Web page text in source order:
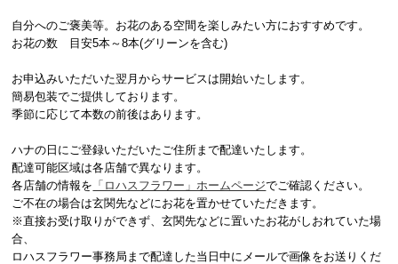
自分へのご褒美等。お花のある空間を楽しみたい方におすすめです。
お花の数 目安5本～8本(グリーンを含む)
お申込みいただいた翌月からサービスは開始いたします。
簡易包装でご提供しております。
季節に応じて本数の前後はあります。
ハナの日にご登録いただいたご住所まで配達いたします。
配達可能区域は各店舗で異なります。
各店舗の情報を 「ロハスフラワー」ホームページでご確認ください。
ご不在の場合は玄関先などにお花を置かせていただきます。
※直接お受け取りができず、玄関先などに置いたお花がしおれていた場
合、
ロハスフラワー事務局まで配達した当日中にメールで画像をお送りくだ